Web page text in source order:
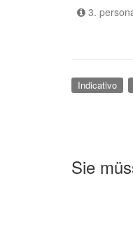
3.
Indicativo
Sie